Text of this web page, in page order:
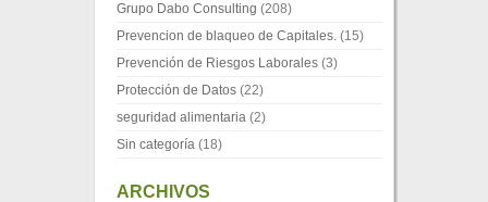
Grupo Dabo Consulting (208)
Prevencion de blaqueo de Capitales. (15)
Prevención de Riesgos Laborales (3)
Protección de Datos (22)
seguridad alimentaria (2)
Sin categoría (18)
ARCHIVOS